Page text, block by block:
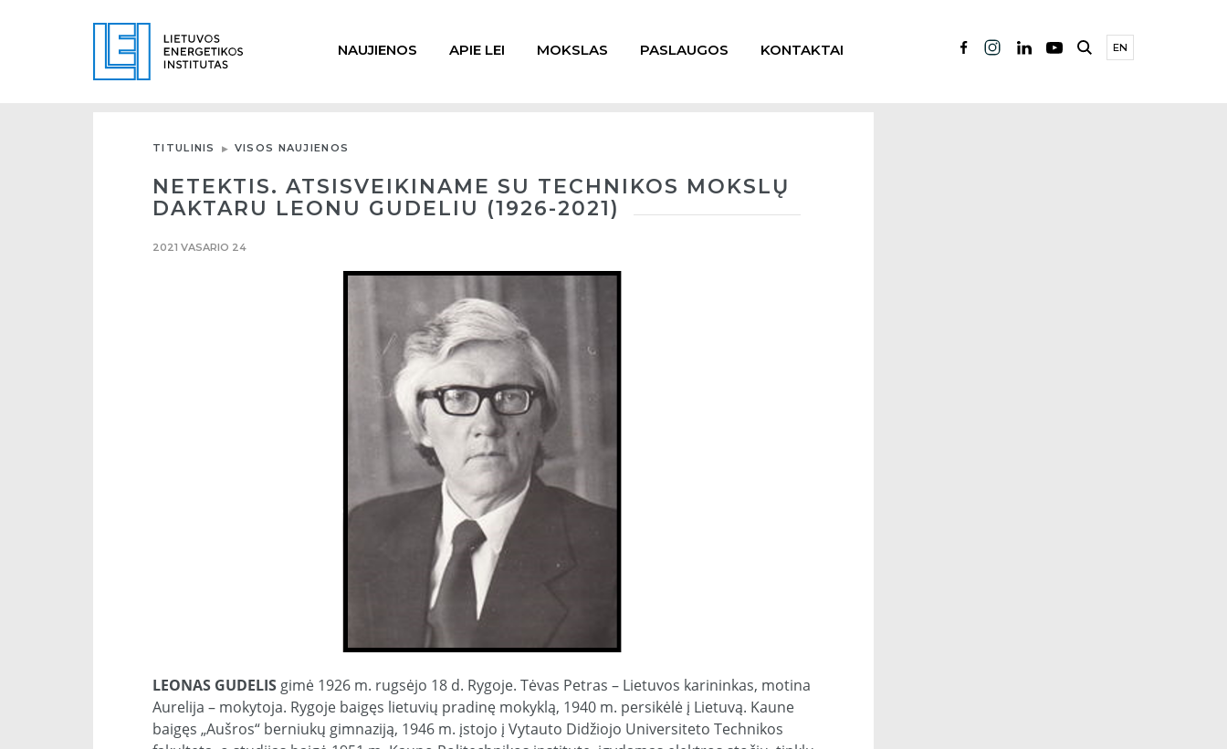
NAUJIENOS APIE LEI MOKSLAS PASLAUGOS KONTAKTAI EN
TITULINIS VISOS NAUJIENOS
NETEKTIS. ATSISVEIKINAME SU TECHNIKOS MOKSLŲ
DAKTARU LEONU GUDELIU (1926-2021)
2021 VASARIO 24
LEONAS GUDELIS gimė 1926 m. rugsėjo 18 d. Rygoje. Tėvas Petras – Lietuvos karininkas, motina
Aurelija – mokytoja. Rygoje baigęs lietuvių pradinę mokyklą, 1940 m. persikėlė į Lietuvą. Kaune
baigęs „Aušros“ berniukų gimnaziją, 1946 m. įstojo į Vytauto Didžiojo Universiteto Technikos